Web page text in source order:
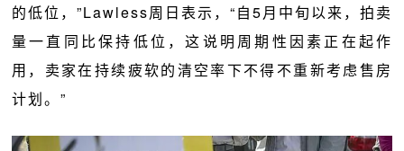
的低位，”Lawless周日表示，“自5月中旬以来，拍卖
量一直同比保持低位，这说明周期性因素正在起作
用，卖家在持续疲软的清空率下不得不重新考虑售房
计划。”